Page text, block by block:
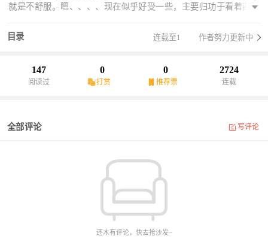
就是不舒服。嗯、、、、现在似乎好受一些，主要归功于看着四周
像是吃错东西一样的、、、生物在围着什么（被遮着看不清）做着
奇怪的勉强理解为跳舞的动作也许心里会再好些。默默叹气，现
目录 连载至1 作者努力更新中
147
阅读过
0
打赏
0
推荐票
2724
连载
全部评论 写评论
还木有评论，快去抢沙发~